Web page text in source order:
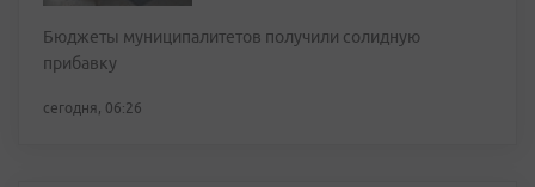
Бюджеты муниципалитетов получили солидную
прибавку
сегодня, 06:26